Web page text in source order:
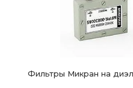
Фильтры Микран на